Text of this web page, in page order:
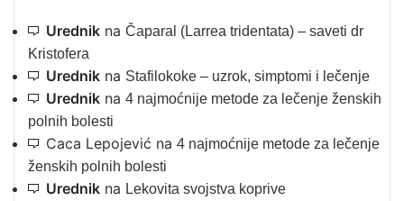
Urednik na Čaparal (Larrea tridentata) – saveti dr
Kristofera
Urednik na Stafilokoke – uzrok, simptomi i lečenje
Urednik na 4 najmoćnije metode za lečenje ženskih
polnih bolesti
Caca Lepojević na 4 najmoćnije metode za lečenje
ženskih polnih bolesti
Urednik na Lekovita svojstva koprive